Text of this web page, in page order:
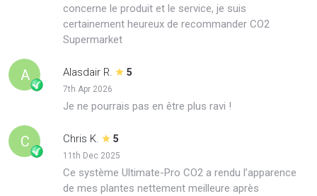
concerne le produit et le service, je suis
certainement heureux de recommander CO2
Supermarket
A Alasdair R. 5
7th Apr 2026
Je ne pourrais pas en être plus ravi !
C Chris K. 5
11th Dec 2025
Ce système Ultimate-Pro CO2 a rendu l’apparence
de mes plantes nettement meilleure après